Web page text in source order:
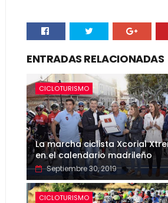
ENTRADAS RELACIONADAS
CICLOTURISMO
La marcha ciclista Xcorial
en el calendario madrileño
Septiembre 30, 2019
CICLOTURISMO